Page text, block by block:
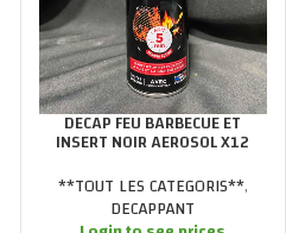
DECAP FEU BARBECUE ET
INSERT NOIR AEROSOL X12
**TOUT LES CATEGORIS**,
DECAPPANT